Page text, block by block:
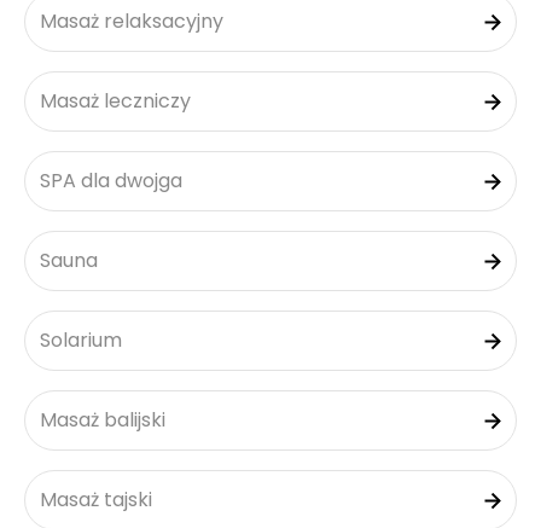
Masaż relaksacyjny
Masaż leczniczy
SPA dla dwojga
Sauna
Solarium
Masaż balijski
Masaż tajski